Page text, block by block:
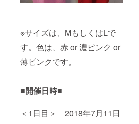
※サイズは、MもしくはLで
す。色は、赤 or 濃ピンク or
薄ピンクです。
■開催日時■
＜1日目＞ 2018年7月11日